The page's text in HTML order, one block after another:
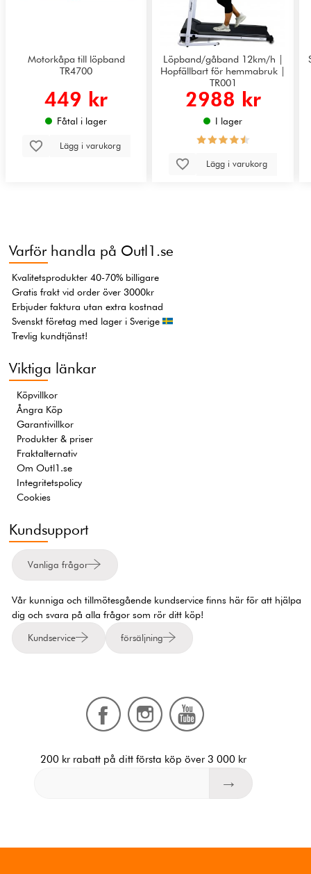
Motorkåpa till löpband
TR4700
449 kr
Fåtal i lager
Lägg i varukorg
Löpband/gåband 12km/h |
Hopfällbart för hemmabruk |
TR001
2988 kr
I lager
Lägg i varukorg
Varför handla på Outl1.se
Kvalitetsprodukter 40-70% billigare
Gratis frakt vid order över 3000kr
Erbjuder faktura utan extra kostnad
Svenskt företag med lager i Sverige
Trevlig kundtjänst!
Viktiga länkar
Köpvillkor
Ångra Köp
Garantivillkor
Produkter & priser
Fraktalternativ
Om Outl1.se
Integritetspolicy
Cookies
Kundsupport
Vanliga frågor
Vår kunniga och tillmötesgående kundservice finns här för att hjälpa
dig och svara på alla frågor som rör ditt köp!
Kundservice försäljning
200 kr rabatt på ditt första köp över 3 000 kr